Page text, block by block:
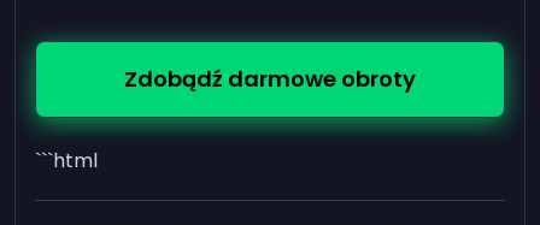
Zdobądź darmowe obroty
```html